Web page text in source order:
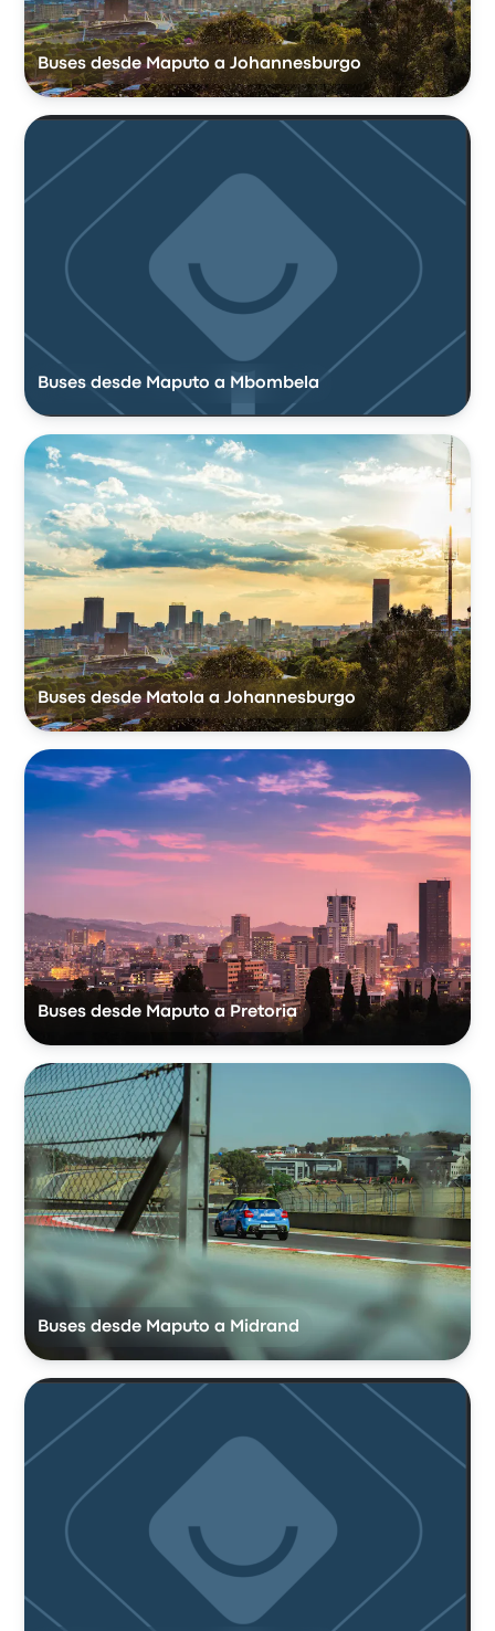
Buses desde Maputo a Johannesburgo
Buses desde Maputo a Mbombela
Buses desde Matola a Johannesburgo
Buses desde Maputo a Pretoria
Buses desde Maputo a Midrand